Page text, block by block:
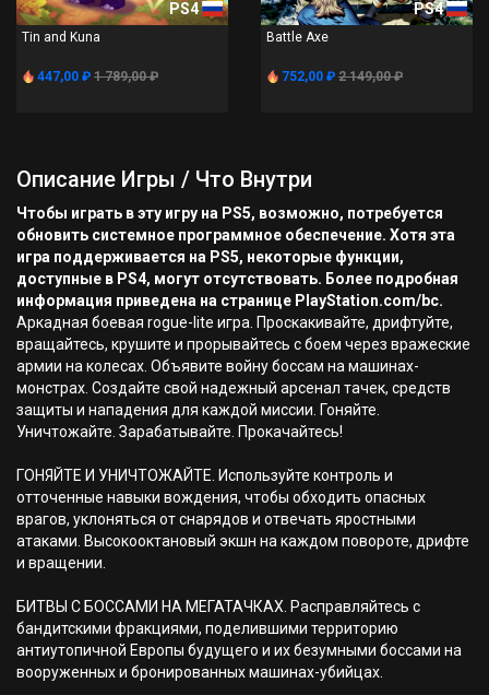
PS4
Tin and Kuna
447,00 ₽ 1 789,00 ₽
PS4
Battle Axe
752,00 ₽ 2 149,00 ₽
Описание Игры / Что Внутри
Чтобы играть в эту игру на PS5, возможно, потребуется
обновить системное программное обеспечение. Хотя эта
игра поддерживается на PS5, некоторые функции,
доступные в PS4, могут отсутствовать. Более подробная
информация приведена на странице PlayStation.com/bc.
Аркадная боевая rogue-lite игра. Проскакивайте, дрифтуйте,
вращайтесь, крушите и прорывайтесь с боем через вражеские
армии на колесах. Объявите войну боссам на машинах-
монстрах. Создайте свой надежный арсенал тачек, средств
защиты и нападения для каждой миссии. Гоняйте.
Уничтожайте. Зарабатывайте. Прокачайтесь!
ГОНЯЙТЕ И УНИЧТОЖАЙТЕ. Используйте контроль и
отточенные навыки вождения, чтобы обходить опасных
врагов, уклоняться от снарядов и отвечать яростными
атаками. Высокооктановый экшн на каждом повороте, дрифте
и вращении.
БИТВЫ С БОССАМИ НА МЕГАТАЧКАХ. Расправляйтесь с
бандитскими фракциями, поделившими территорию
антиутопичной Европы будущего и их безумными боссами на
вооруженных и бронированных машинах-убийцах.